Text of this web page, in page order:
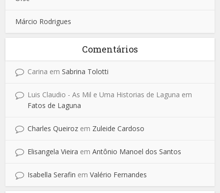
Márcio Rodrigues
Comentários
Carina emSabrina Tolotti
Luis Claudio - As Mil e Uma Historias de Laguna em
Fatos de Laguna
Charles Queiroz em Zuleide Cardoso
Elisangela Vieira emAntônio Manoel dos Santos
Isabella Serafin emValério Fernandes